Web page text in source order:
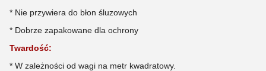
* Nie przywiera do błon śluzowych
* Dobrze zapakowane dla ochrony
Twardość:
* W zależności od wagi na metr kwadratowy.